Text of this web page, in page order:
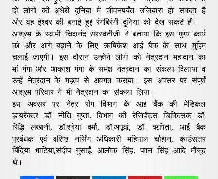
दो लोगों की अंधेरी दुनिया में जीवनपर्यंत उजियारा हो सकता है
और वह ईश्वर की बनाई हुई रंगबिरंगी दुनिया को देख सकते हैं।
आश्रम के स्वामी चिदानंद सरस्वतीजी ने बताया कि इस पुण्य कार्य
को और आगे बढ़ाने के लिए ऋषिकेश आई बैंक के साथ मुहिम
चलाई जाएगी। इस दौरान उन्होंने लोगों को नेत्रदान महादान का
मां गंगा और आकाश गंगा के समक्ष नेत्रदान का संकल्प दिलाया व
उन्हें नेत्रदान के महत्व से अवगत कराया। इस अवसर पर संपूर्ण
आश्रम परिवार ने भी नेत्रदान का संकल्प लिया।
इस अवसर पर नेत्र रोग विभाग के आई बैंक की मेडिकल
डायरेक्टर डॉ. नीति गुप्ता, विभाग की रेजिडेंट्स चिकित्सक डॉ.
रिद्धि लखानी, डॉ.श्रेया वर्मा, डॉ.अपूर्वा, डॉ. ऋषिता, आई बैंक
प्रबंधक एवं वरिष्ठ नर्सिंग अधिकारी महिपाल चौहान, काउंसलर
बिंदिया भाटिया,संदीप गुसाईं, आलोक सिंह, पवन सिंह आदि मौजूद
थे।